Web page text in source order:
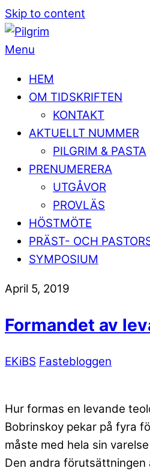
Skip to content
Menu
HEM
OM TIDSKRIFTEN
KONTAKT
AKTUELLT NUMMER
PILGRIM & PASTA
PRENUMERERA
UTGÅVOR
PROVLÄS
HÖSTMÖTE
PRÄST- OCH
SYMPOSIUM
April 5, 2019
Formandet av
EKiBS Fastebloggen
Hur formas en levande
Bobrinskoy pekar på fyra
måste med hela sin
Den andra förutsättningen